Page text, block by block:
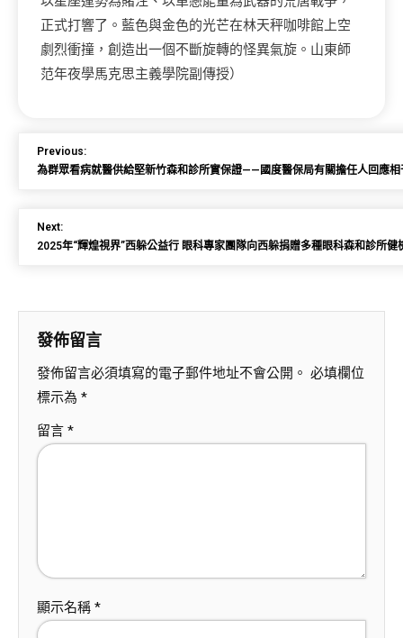
正式打響了。藍色與金色的光芒在林天秤咖啡館上空
劇烈衝撞，創造出一個不斷旋轉的怪異氣旋。山東師
范年夜學馬克思主義學院副傳授）
Previous:
為群眾看病就醫供給堅新竹森和診所實保證——國度醫保局有關擔任人回應相
Next:
2025年“輝煌視界”西躲公益行 眼科專家團隊向西躲捐贈多種眼科森和診所健
發佈留言
發佈留言必須填寫的電子郵件地址不會公開。 必填欄位
標示為 *
留言 *
顯示名稱 *